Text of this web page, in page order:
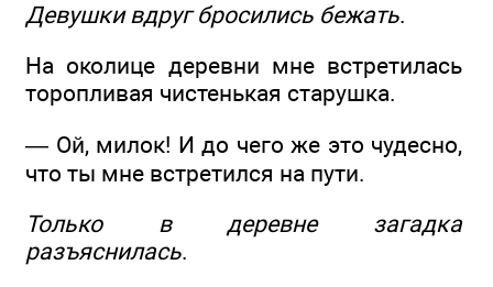
Девушки вдруг бросились бежать.
На околице деревни мне встретилась
торопливая чистенькая старушка.
— Ой, милок! И до чего же это чудесно,
что ты мне встретился на пути.
Только в деревне загадка
разъяснилась.